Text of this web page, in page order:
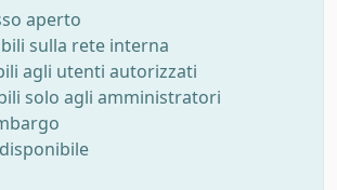
aperto
sulla rete interna
agli utenti autorizzati
solo agli amministratori